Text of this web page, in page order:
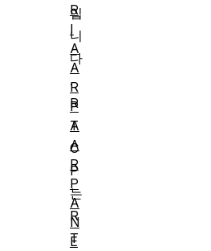
입
니
다
.
R
T
C
P
는
R
T
R
I
A
A
R
P
A
A
R
P
A
N
E